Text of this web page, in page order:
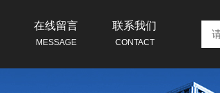
在线留言
MESSAGE
联系我们
CONTACT